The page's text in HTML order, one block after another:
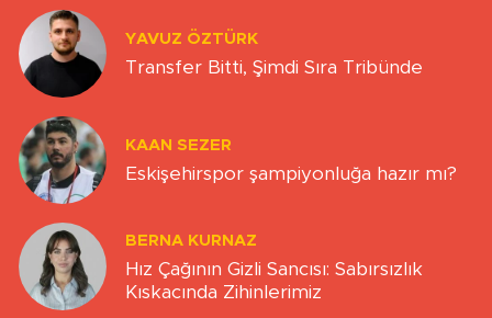
YAVUZ ÖZTÜRK
Transfer Bitti, Şimdi Sıra Tribünde
KAAN SEZER
Eskişehirspor şampiyonluğa hazır mı?
BERNA KURNAZ
Hız Çağının Gizli Sancısı: Sabırsızlık
Kıskacında Zihinlerimiz